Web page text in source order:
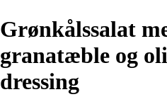
Grønkålssalat
granatæble og
dressing